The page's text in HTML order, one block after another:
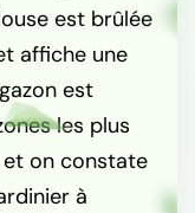
est brûlée
affiche une
est
les plus
et on constate
à